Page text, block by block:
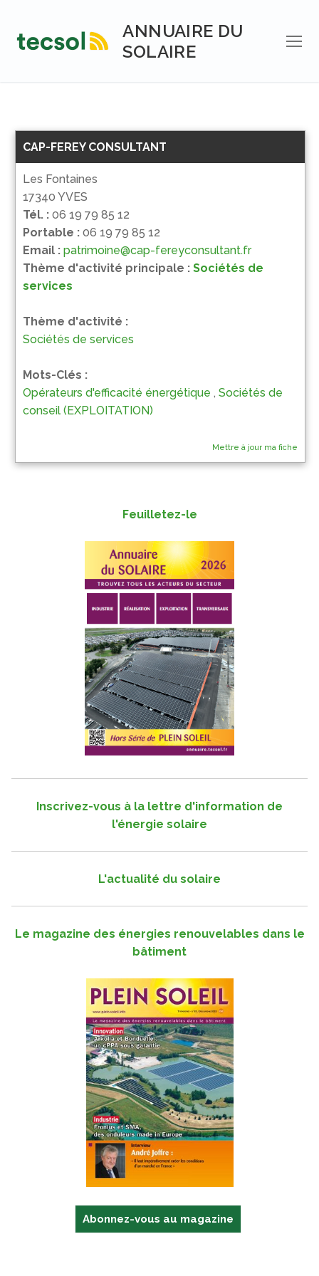
contenu
ANNUAIRE DU
SOLAIRE
CAP-FEREY CONSULTANT
Les Fontaines
17340 YVES
Tél. : 06 19 79 85 12
Portable : 06 19 79 85 12
Email : patrimoine@cap-fereyconsultant.fr
Thème d'activité principale : Sociétés de
services
Thème d'activité :
Sociétés de services
Mots-Clés :
Opérateurs d'efficacité énergétique , Sociétés de
conseil (EXPLOITATION)
Mettre à jour ma fiche
Feuilletez-le
Inscrivez-vous à la lettre d'information de
l'énergie solaire
L'actualité du solaire
Le magazine des énergies renouvelables dans le
bâtiment
Abonnez-vous au magazine